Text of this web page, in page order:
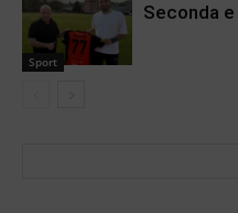
Sport
Seconda